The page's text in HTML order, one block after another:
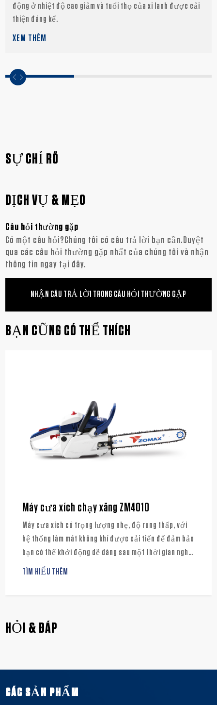
động ở nhiệt độ cao giảm và tuổi thọ của xi lanh được cải
thiện đáng kể.
XEM THÊM
SỰ CHỈ RÕ
DỊCH VỤ & MẸO
Câu hỏi thường gặp
Có một câu hỏi?Chúng tôi có câu trả lời bạn cần.Duyệt
qua các câu hỏi thường gặp nhất của chúng tôi và nhận
thông tin ngay tại đây.
NHẬN CÂU TRẢ LỜI TRONG CÂU HỎI THƯỜNG GẶP
BẠN CŨNG CÓ THỂ THÍCH
Máy cưa xích chạy xăng ZM4010
Máy cưa xích có trọng lượng nhẹ, độ rung thấp, với
hệ thống làm mát không khí được cải tiến để đảm bảo
bạn có thể khởi động dễ dàng sau một thời gian nghỉ
ngắn.Rất thích hợp cho việc tỉa cành, chặt củi hoặc
TÌM HIỂU THÊM
HỎI & ĐÁP
CÁC SẢN PHẨM